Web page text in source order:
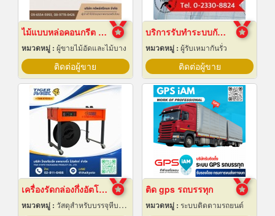
ไม้แบบหล่อคอนกรีต ไม้แบบเทปูน
หมวดหมู่ : ผู้ขายไม้อัดและไม้บาง
ติดต่อผู้ขาย
บริการรับทำระบบกันซึม
หมวดหมู่ : ผู้รับเหมากันรั่ว
ติดต่อผู้ขาย
เครื่องรัดกล่องกึ่งอัตโนมัติ
หมวดหมู่ : วัสดุสำหรับบรรจุหีบห่อเครื่องจักรกล
ติด gps รถบรรทุก
หมวดหมู่ : ระบบติดตามรถยนต์